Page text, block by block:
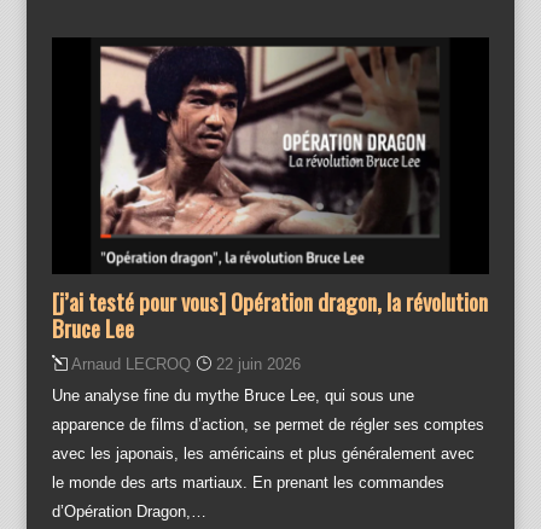
[j’ai testé pour vous] Opération dragon, la révolution
Bruce Lee
Arnaud LECROQ
22 juin 2026
Une analyse fine du mythe Bruce Lee, qui sous une
apparence de films d’action, se permet de régler ses comptes
avec les japonais, les américains et plus généralement avec
le monde des arts martiaux. En prenant les commandes
d’Opération Dragon,…